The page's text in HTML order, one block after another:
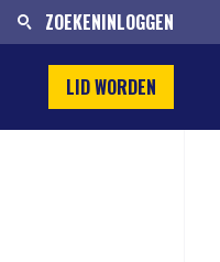
ZOEKENINLOGGEN
LID WORDEN